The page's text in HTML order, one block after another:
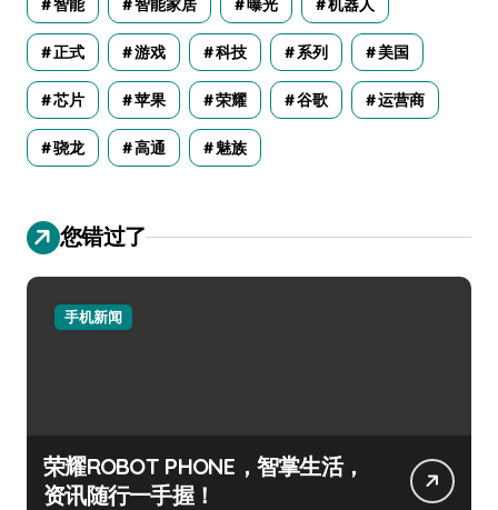
智能 智能家居 曝光 机器人
正式 游戏 科技 系列 美国
芯片 苹果 荣耀 谷歌 运营商
骁龙 高通 魅族
您错过了
手机新闻
荣耀ROBOT PHONE，智掌生活，
资讯随行一手握！